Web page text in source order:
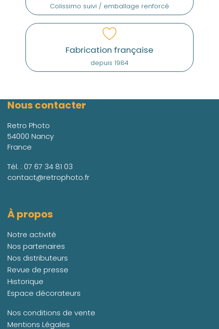
Colissimo suivi / emballage renforcé
Fabrication française
depuis 1984
Nous contacter
Retro Photo
54000 Nancy
France
Tél. : 07 67 34 81 03
contact@retrophoto.fr
À propos
Notre activité
Nos partenaires
Nos distributeurs
Revue de presse
Historique
Espace décorateurs
Nos conditions de vente
Mentions Légales